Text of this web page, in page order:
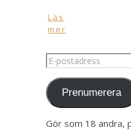
Läs
mer
E-
postadress
Prenumerera
Gör som 18 andra,